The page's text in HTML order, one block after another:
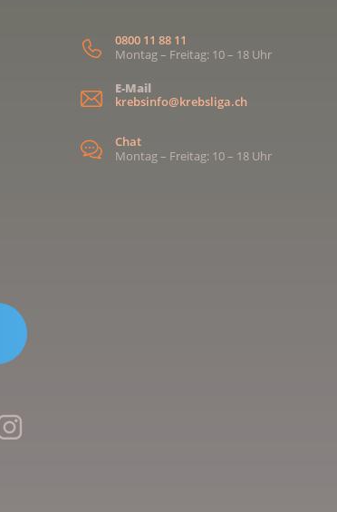
0800 11 88 11
Montag – Freitag: 10 – 18 Uhr
E-Mail
krebsinfo@krebsliga.ch
Chat
Montag – Freitag: 10 – 18 Uhr